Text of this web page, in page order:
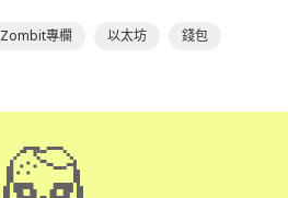
Zombit專欄 以太坊 錢包